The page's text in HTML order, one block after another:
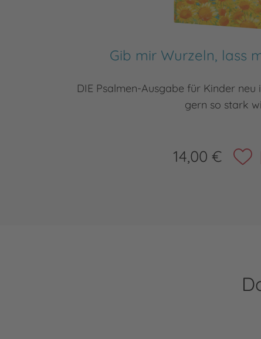
Gib mir Wurzeln, lass
DIE Psalmen-Ausgabe für Kinder
gern so stark
14,00 €